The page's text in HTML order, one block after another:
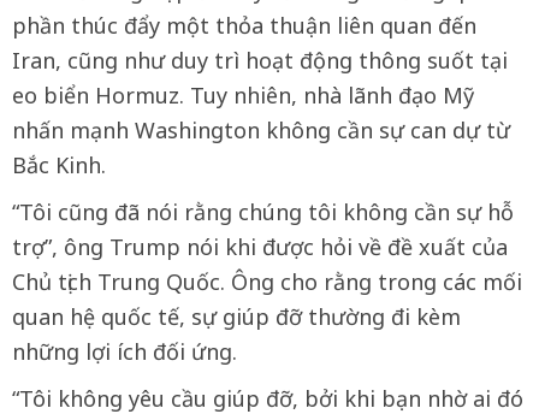
phần thúc đẩy một thỏa thuận liên quan đến
Iran, cũng như duy trì hoạt động thông suốt tại
eo biển Hormuz. Tuy nhiên, nhà lãnh đạo Mỹ
nhấn mạnh Washington không cần sự can dự từ
Bắc Kinh.
“Tôi cũng đã nói rằng chúng tôi không cần sự hỗ
trợ”, ông Trump nói khi được hỏi về đề xuất của
Chủ tịch Trung Quốc. Ông cho rằng trong các mối
quan hệ quốc tế, sự giúp đỡ thường đi kèm
những lợi ích đối ứng.
“Tôi không yêu cầu giúp đỡ, bởi khi bạn nhờ ai đó